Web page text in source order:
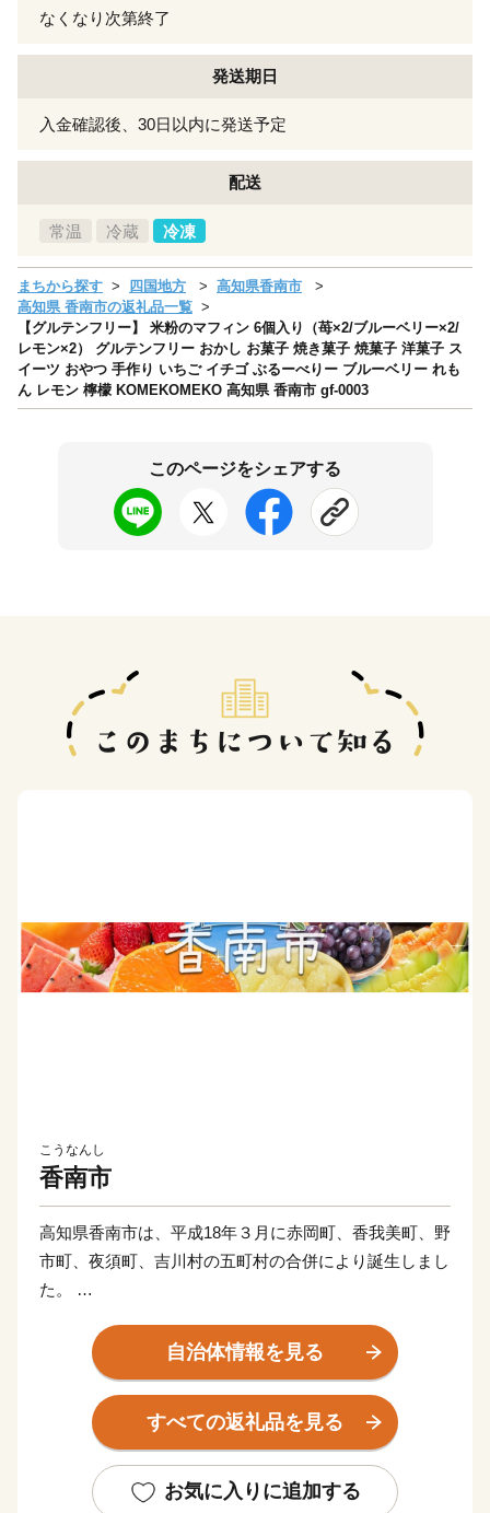
なくなり次第終了
発送期日
入金確認後、30日以内に発送予定
配送
常温 冷蔵 冷凍
まちから探す 四国地方
高知県香南市
高知県 香南市の返礼品一覧
【グルテンフリー】 米粉のマフィン 6個入り（苺×2/ブルーベリー×2/
レモン×2） グルテンフリー おかし お菓子 焼き菓子 焼菓子 洋菓子 ス
イーツ おやつ 手作り いちご イチゴ ぶるーべりー ブルーベリー れも
ん レモン 檸檬 KOMEKOMEKO 高知県 香南市 gf-0003
このページをシェアする
こうなんし
香南市
高知県香南市は、平成18年３月に赤岡町、香我美町、野
市町、夜須町、吉川村の五町村の合併により誕生しまし
た。
山地部からなり、市内を物部川、香宗川などが流れ、美
しい水と緑に包まれた元気で豊かなまちです。
香南市へのご寄附、誠にありがとうございます！
いたします♪
自治体情報を見る
すべての返礼品を見る
お気に入りに追加する